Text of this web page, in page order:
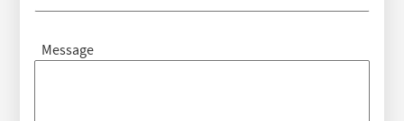
Message